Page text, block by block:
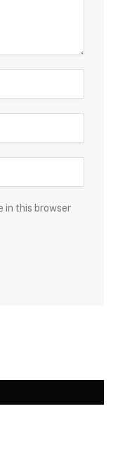
in this browser